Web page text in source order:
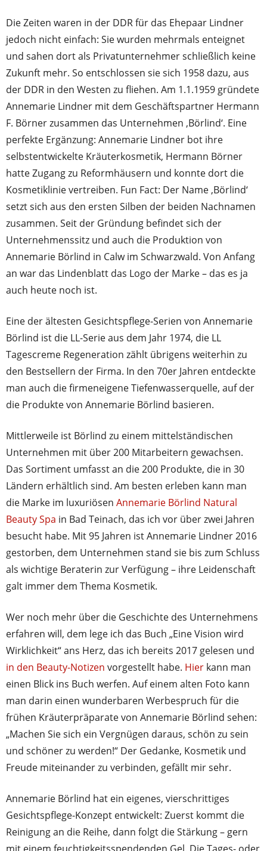
Die Zeiten waren in der DDR für das Ehepaar Lindner
jedoch nicht einfach: Sie wurden mehrmals enteignet
und sahen dort als Privatunternehmer schließlich keine
Zukunft mehr. So entschlossen sie sich 1958 dazu, aus
der DDR in den Westen zu fliehen. Am 1.1.1959 gründete
Annemarie Lindner mit dem Geschäftspartner Hermann
F. Börner zusammen das Unternehmen ‚Börlind‘. Eine
perfekte Ergänzung: Annemarie Lindner bot ihre
selbstentwickelte Kräuterkosmetik, Hermann Börner
hatte Zugang zu Reformhäusern und konnte dort die
Kosmetiklinie vertreiben. Fun Fact: Der Name ‚Börlind‘
setzt sich aus den ersten Silben der beiden Nachnamen
zusammen. Seit der Gründung befindet sich der
Unternehmenssitz und auch die Produktion von
Annemarie Börlind in Calw im Schwarzwald. Von Anfang
an war das Lindenblatt das Logo der Marke – das es ja
auch heute noch ist.
Eine der ältesten Gesichtspflege-Serien von Annemarie
Börlind ist die LL-Serie aus dem Jahr 1974, die LL
Tagescreme Regeneration zählt übrigens weiterhin zu
den Bestsellern der Firma. In den 70er Jahren entdeckte
man auch die firmeneigene Tiefenwasserquelle, auf der
die Produkte von Annemarie Börlind basieren.
Mittlerweile ist Börlind zu einem mittelständischen
Unternehmen mit über 200 Mitarbeitern gewachsen.
Das Sortiment umfasst an die 200 Produkte, die in 30
Ländern erhältlich sind. Am besten erleben kann man
die Marke im luxuriösen Annemarie Börlind Natural
Beauty Spa in Bad Teinach, das ich vor über zwei Jahren
besucht habe. Mit 95 Jahren ist Annemarie Lindner 2016
gestorben, dem Unternehmen stand sie bis zum Schluss
als wichtige Beraterin zur Verfügung – ihre Leidenschaft
galt immer dem Thema Kosmetik.
Wer noch mehr über die Geschichte des Unternehmens
erfahren will, dem lege ich das Buch „Eine Vision wird
Wirklichkeit“ ans Herz, das ich bereits 2017 gelesen und
in den Beauty-Notizen vorgestellt habe. Hier kann man
einen Blick ins Buch werfen. Auf einem alten Foto kann
man darin einen wunderbaren Werbespruch für die
frühen Kräuterpräparate von Annemarie Börlind sehen:
„Machen Sie sich ein Vergnügen daraus, schön zu sein
und schöner zu werden!“ Der Gedanke, Kosmetik und
Freude miteinander zu verbinden, gefällt mir sehr.
Annemarie Börlind hat ein eigenes, vierschrittiges
Gesichtspflege-Konzept entwickelt: Zuerst kommt die
Reinigung an die Reihe, dann folgt die Stärkung – gern